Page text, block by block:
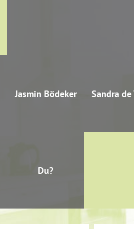
Jasmin Bödeker Sandra de
Du?